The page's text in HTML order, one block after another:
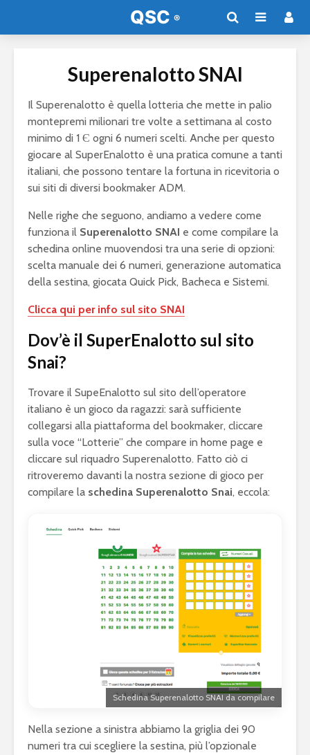
Superenalotto SNAI
Il Superenalotto è quella lotteria che mette in palio
montepremi milionari tre volte a settimana al costo
minimo di 1 Є ogni 6 numeri scelti. Anche per questo
giocare al SuperEnalotto è una pratica comune a tanti
italiani, che possono tentare la fortuna in ricevitoria o
sui siti di diversi bookmaker ADM.
Nelle righe che seguono, andiamo a vedere come
funziona il Superenalotto SNAI e come compilare la
schedina online muovendosi tra una serie di opzioni:
scelta manuale dei 6 numeri, generazione automatica
della sestina, giocata Quick Pick, Bacheca e Sistemi.
Clicca qui per info sul sito SNAI
Dov’è il SuperEnalotto sul sito
Snai?
Trovare il SupeEnalotto sul sito dell’operatore
italiano è un gioco da ragazzi: sarà sufficiente
collegarsi alla piattaforma del bookmaker, cliccare
sulla voce “Lotterie” che compare in home page e
cliccare sul riquadro Superenalotto. Fatto ciò ci
ritroveremo davanti la nostra sezione di gioco per
compilare la schedina Superenalotto Snai, eccola:
Schedina Superenalotto SNAI da compilare
Nella sezione a sinistra abbiamo la griglia dei 90
numeri tra cui scegliere la sestina, più l’opzionale